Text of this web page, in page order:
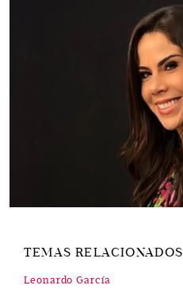
TEMAS RELACIONADOS
Leonardo García